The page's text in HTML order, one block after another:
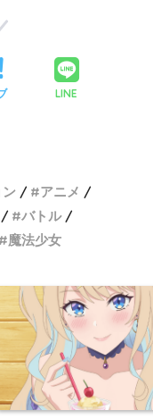
LINE
ン
アニメ
バトル
魔法少女